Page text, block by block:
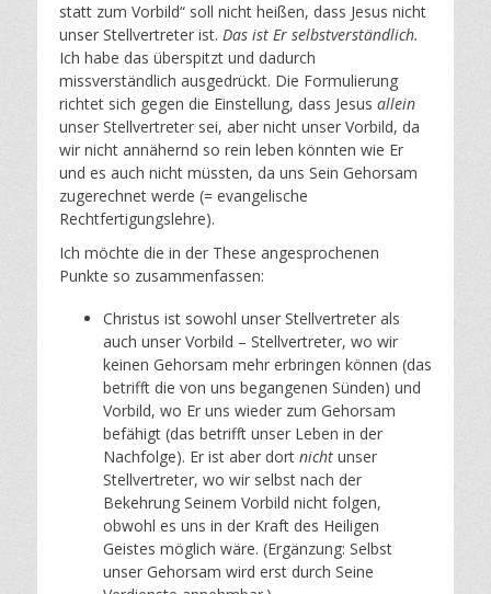
statt zum Vorbild“ soll nicht heißen, dass Jesus nicht
unser Stellvertreter ist. Das ist Er selbstverständlich.
Ich habe das überspitzt und dadurch
missverständlich ausgedrückt. Die Formulierung
richtet sich gegen die Einstellung, dass Jesus allein
unser Stellvertreter sei, aber nicht unser Vorbild, da
wir nicht annähernd so rein leben könnten wie Er
und es auch nicht müssten, da uns Sein Gehorsam
zugerechnet werde (= evangelische
Rechtfertigungslehre).
Ich möchte die in der These angesprochenen
Punkte so zusammenfassen:
Christus ist sowohl unser Stellvertreter als
auch unser Vorbild – Stellvertreter, wo wir
keinen Gehorsam mehr erbringen können (das
betrifft die von uns begangenen Sünden) und
Vorbild, wo Er uns wieder zum Gehorsam
befähigt (das betrifft unser Leben in der
Nachfolge). Er ist aber dort nicht unser
Stellvertreter, wo wir selbst nach der
Bekehrung Seinem Vorbild nicht folgen,
obwohl es uns in der Kraft des Heiligen
Geistes möglich wäre. (Ergänzung: Selbst
unser Gehorsam wird erst durch Seine